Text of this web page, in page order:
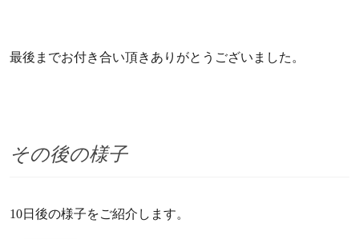
最後までお付き合い頂きありがとうございました。
その後の様子
10日後の様子をご紹介します。